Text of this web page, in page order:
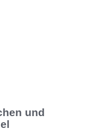
und